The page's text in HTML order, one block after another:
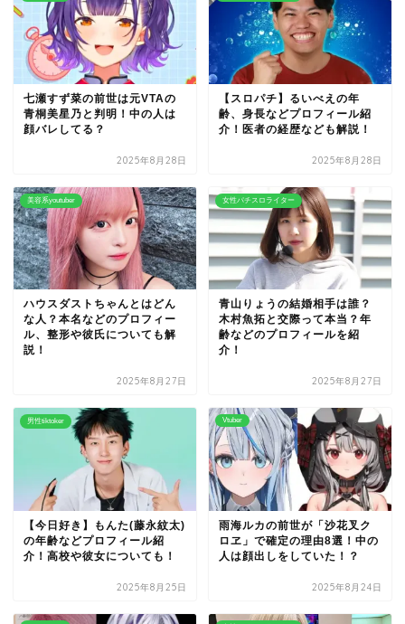
七瀬すず菜の前世は元VTAの
青桐美星乃と判明！中の人は
顔バレしてる？
2025年8月28日
【スロパチ】るいべえの年
齢、身長などプロフィール紹
介！医者の経歴なども解説！
2025年8月28日
美容系youtuber
ハウスダストちゃんとはどん
な人？本名などのプロフィー
ル、整形や彼氏についても解
説！
2025年8月27日
女性パチスロライター
青山りょうの結婚相手は誰？
木村魚拓と交際って本当？年
齢などのプロフィールを紹
介！
2025年8月27日
男性tiktoker
【今日好き】もんた(藤永紋太)
の年齢などプロフィール紹
介！高校や彼女についても！
2025年8月25日
Vtuber
雨海ルカの前世が「沙花叉ク
ロヱ」で確定の理由8選！中の
人は顔出しをしていた！？
2025年8月24日